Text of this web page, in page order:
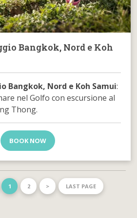
Bangkok, Nord e Koh
Bangkok, Nord e Koh Samui:
nel Golfo con escursione al
Thong.
BOOK NOW
1 2 > LAST PAGE